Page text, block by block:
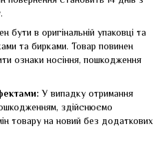
бути в оригінальній упаковці та
та бирками. Товар повинен
ознаки носіння, пошкодження
У випадку отримання
здійснюємо
товару на новий без додаткових